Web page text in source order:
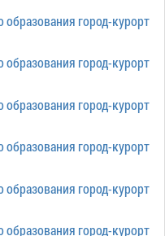
формы
Порядок
время
Порядок
Обзоры
информация
ревизионная
экспертно-
деятельность
коррупции
город-курорт
город-курорт
город-курорт
город-курорт
город-курорт
город-курорт